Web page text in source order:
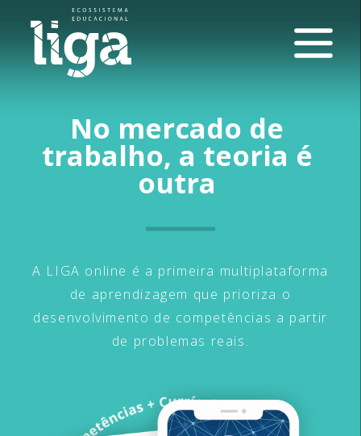
No mercado de
trabalho, a teoria é
outra
A LIGA online é a primeira multiplataforma
de aprendizagem que prioriza o
desenvolvimento de competências a partir
de problemas reais.